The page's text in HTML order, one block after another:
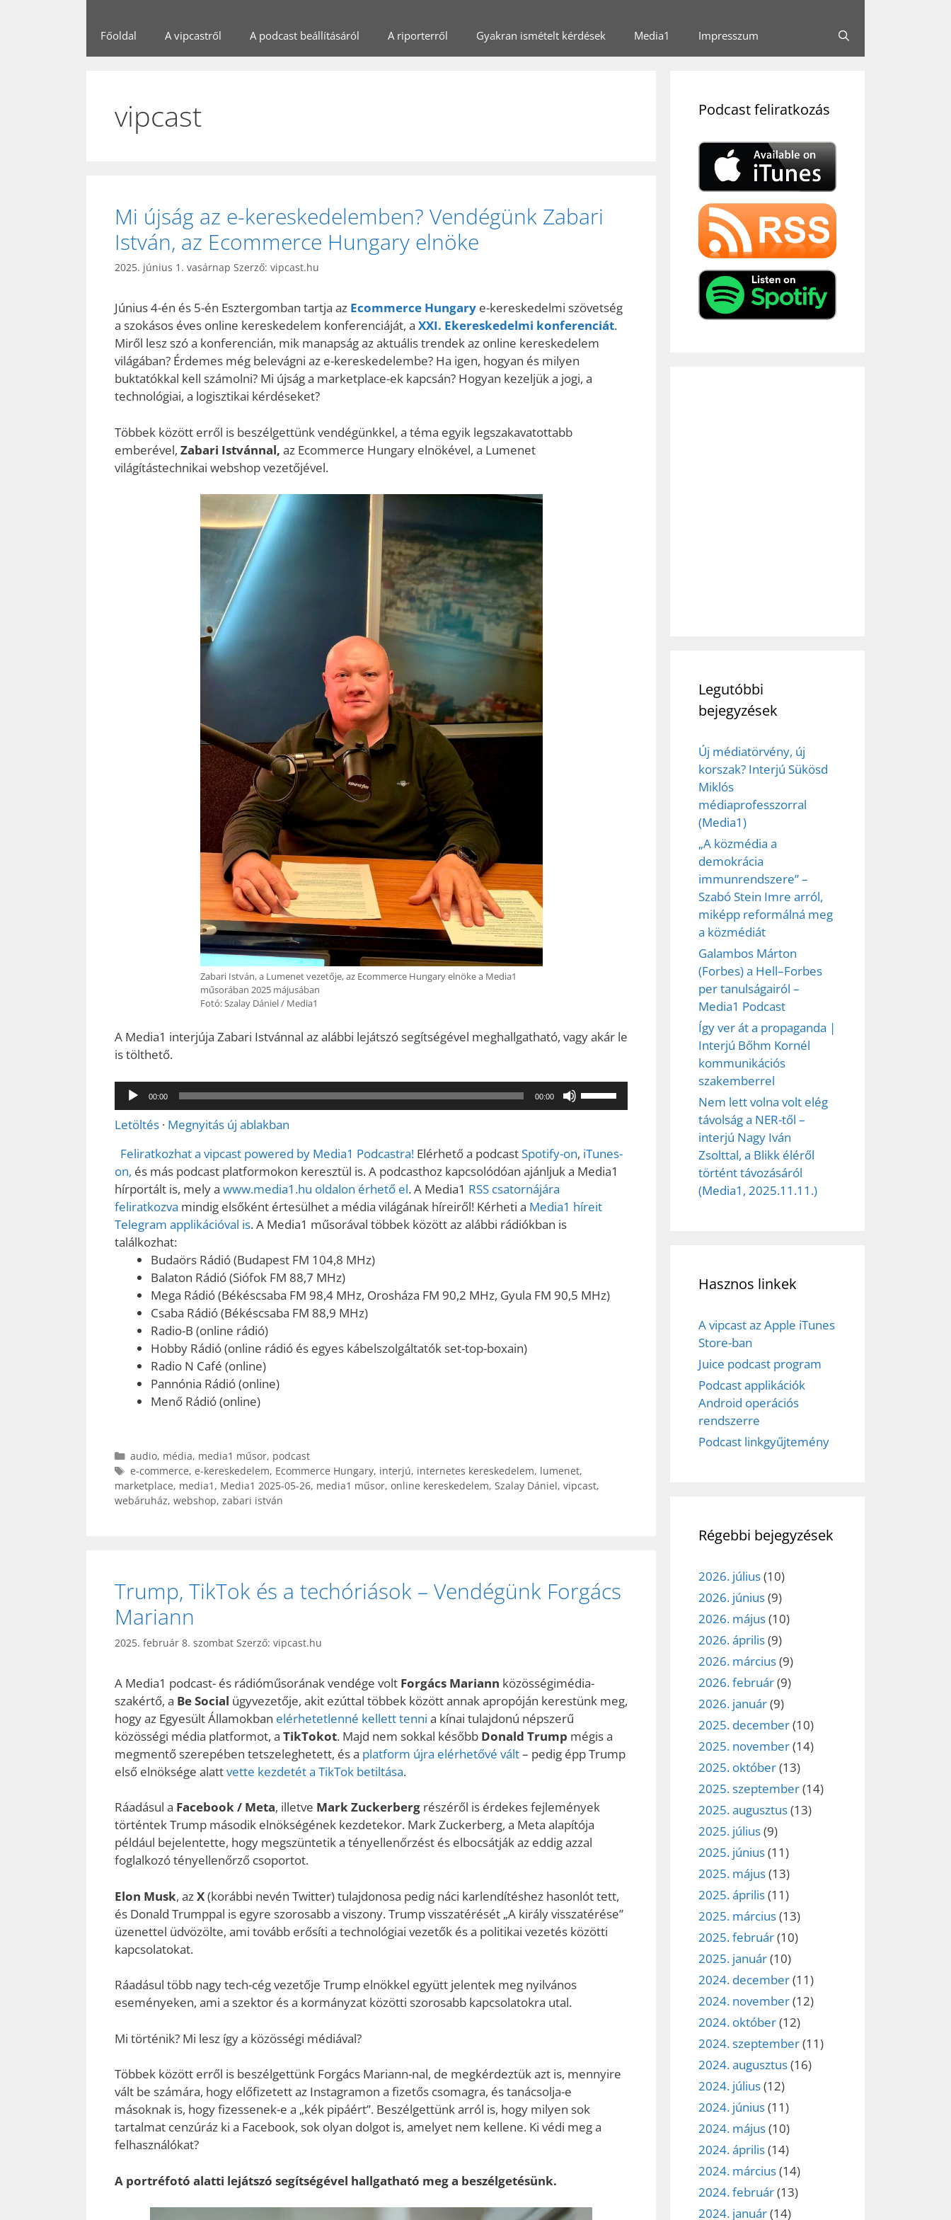
Főoldal A vipcastről A podcast beállításáról A riporterről Gyakran ismételt kérdések Media1 Impresszum
vipcast
Mi újság az e-kereskedelemben? Vendégünk Zabari
István, az Ecommerce Hungary elnöke
2025. június 1. vasárnap Szerző: vipcast.hu
Június 4-én és 5-én Esztergomban tartja az Ecommerce Hungary e-kereskedelmi szövetség
a szokásos éves online kereskedelem konferenciáját, a XXI. Ekereskedelmi konferenciát.
Miről lesz szó a konferencián, mik manapság az aktuális trendek az online kereskedelem
világában? Érdemes még belevágni az e-kereskedelembe? Ha igen, hogyan és milyen
buktatókkal kell számolni? Mi újság a marketplace-ek kapcsán? Hogyan kezeljük a jogi, a
technológiai, a logisztikai kérdéseket?
Többek között erről is beszélgettünk vendégünkkel, a téma egyik legszakavatottabb
emberével, Zabari Istvánnal, az Ecommerce Hungary elnökével, a Lumenet
világítástechnikai webshop vezetőjével.
Zabari István, a Lumenet vezetője, az Ecommerce Hungary elnöke a Media1
műsorában 2025 májusában
Fotó: Szalay Dániel / Media1
A Media1 interjúja Zabari Istvánnal az alábbi lejátszó segítségével meghallgatható, vagy akár le
is tölthető.
Audió
lejátszó
00:00 00:00
A
hangerő
csökkentéséhez
a
billentyűket
Letöltés · Megnyitás új ablakban
Feliratkozhat a vipcast powered by Media1 Podcastra! Elérhető a podcastSpotify-on, iTunes-
on, és más podcast platformokon keresztül is. A podcasthoz kapcsolódóan ajánljuk a Media1
hírportált is, mely a www.media1.hu oldalon érhető el. A Media1 RSS csatornájára
feliratkozva mindig elsőként értesülhet a média világának híreiről! Kérheti a Media1 híreit
Telegram applikációval is. A Media1 műsorával többek között az alábbi rádiókban is
találkozhat:
Budaörs Rádió (Budapest FM 104,8 MHz)
Balaton Rádió (Siófok FM 88,7 MHz)
Mega Rádió (Békéscsaba FM 98,4 MHz, Orosháza FM 90,2 MHz, Gyula FM 90,5 MHz)
Csaba Rádió (Békéscsaba FM 88,9 MHz)
Radio-B (online rádió)
Hobby Rádió (online rádió és egyes kábelszolgáltatók set-top-boxain)
Radio N Café (online)
Pannónia Rádió (online)
Menő Rádió (online)
Kategória
audio, média, media1 műsor, podcast
Címkék
e-commerce, e-kereskedelem, Ecommerce Hungary, interjú, internetes kereskedelem, lumenet,
marketplace, media1 , Media1 2025-05-26, media1 műsor, online kereskedelem, Szalay Dániel, vipcast,
webáruház, webshop, zabari istván
Trump, TikTok és a techóriások – Vendégünk Forgács
Mariann
2025. február 8. szombat Szerző: vipcast.hu
A Media1 podcast- és rádióműsorának vendége volt Forgács Mariann közösségimédia-
szakértő, a Be Social ügyvezetője, akit ezúttal többek között annak apropóján kerestünk meg,
hogy az Egyesült Államokban elérhetetlenné kellett tenni a kínai tulajdonú népszerű
közösségi média platformot, a TikTokot. Majd nem sokkal később Donald Trump mégis a
megmentő szerepében tetszeleghetett, és a platform újra elérhetővé vált– pedig épp Trump
első elnöksége alattvette kezdetét a TikTok betiltása.
Ráadásul a Facebook / Meta, illetve Mark Zuckerberg részéről is érdekes fejlemények
történtek Trump második elnökségének kezdetekor. Mark Zuckerberg, a Meta alapítója
például bejelentette, hogy megszüntetik a tényellenőrzést és elbocsátják az eddig azzal
foglalkozó tényellenőrző csoportot.
Elon Musk, azX(korábbi nevén Twitter) tulajdonosa pedig náci karlendítéshez hasonlót tett,
és Donald Trumppal is egyre szorosabb a viszony. Trump visszatérését „A király visszatérése”
üzenettel üdvözölte, ami tovább erősíti a technológiai vezetők és a politikai vezetés közötti
kapcsolatokat.
Ráadásul több nagy tech-cég vezetője Trump elnökkel együtt jelentek meg nyilvános
eseményeken, ami a szektor és a kormányzat közötti szorosabb kapcsolatokra utal.
Mi történik? Mi lesz így a közösségi médiával?
Többek között erről is beszélgettünk Forgács Mariann-nal, de megkérdeztük azt is, mennyire
vált be számára, hogy előfizetett az Instagramon a fizetős csomagra, és tanácsolja-e
másoknak is, hogy fizessenek-e a „kék pipáért”. Beszélgettünk arról is, hogy milyen sok
tartalmat cenzúráz ki a Facebook, sok olyan dolgot is, amelyet nem kellene. Ki védi meg a
felhasználókat?
A portréfotó alatti lejátszó segítségével hallgatható meg a beszélgetésünk.
Podcast feliratkozás
Legutóbbi
bejegyzések
Új médiatörvény, új
korszak? Interjú Sükösd
Miklós
médiaprofesszorral
(Media1)
„A közmédia a
demokrácia
immunrendszere” –
Szabó Stein Imre arról,
miképp reformálná meg
a közmédiát
Galambos Márton
(Forbes) a Hell–Forbes
per tanulságairól –
Media1 Podcast
Így ver át a propaganda |
Interjú Bőhm Kornél
kommunikációs
szakemberrel
Nem lett volna volt elég
távolság a NER-től –
interjú Nagy Iván
Zsolttal, a Blikk éléről
történt távozásáról
(Media1, 2025.11.11.)
Hasznos linkek
A vipcast az Apple iTunes
Store-ban
Juice podcast program
Podcast applikációk
Android operációs
rendszerre
Podcast linkgyűjtemény
Régebbi bejegyzések
2026. július(10)
2026. június(9)
2026. május(10)
2026. április(9)
2026. március(9)
2026. február(9)
2026. január(9)
2025. december(10)
2025. november(14)
2025. október(13)
2025. szeptember(14)
2025. augusztus(13)
2025. július(9)
2025. június(11)
2025. május(13)
2025. április(11)
2025. március(13)
2025. február(10)
2025. január(10)
2024. december(11)
2024. november(12)
2024. október(12)
2024. szeptember(11)
2024. augusztus(16)
2024. július(12)
2024. június(11)
2024. május(10)
2024. április(14)
2024. március(14)
2024. február(13)
2024. január(14)